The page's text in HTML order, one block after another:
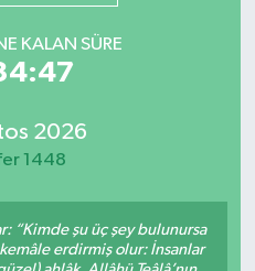
KALAN SÜRE
2026
1448
“Kimde şu üç şey bulunursa
kemâle erdirmiş olur: İnsanlar
ve Fikstür